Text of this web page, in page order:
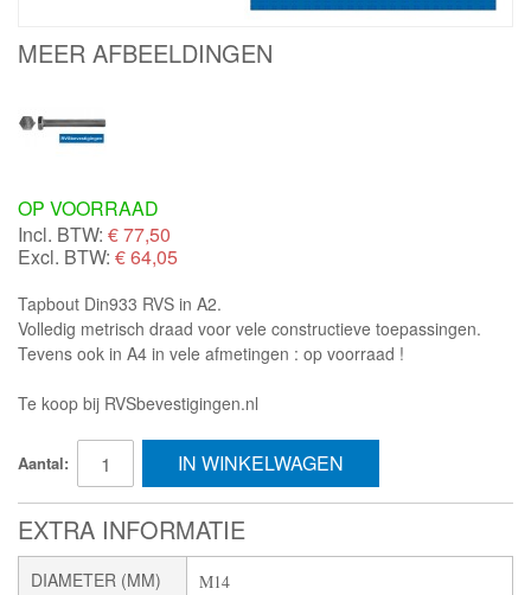
MEER AFBEELDINGEN
OP VOORRAAD
Incl. BTW: €77,50
Excl. BTW: € 64,05
Tapbout Din933 RVS in A2.
Volledig metrisch draad voor vele constructieve toepassingen.
Tevens ook in A4 in vele afmetingen : op voorraad !
Te koop bij RVSbevestigingen.nl
Aantal: IN WINKELWAGEN
EXTRA INFORMATIE
DIAMETER (MM) M14